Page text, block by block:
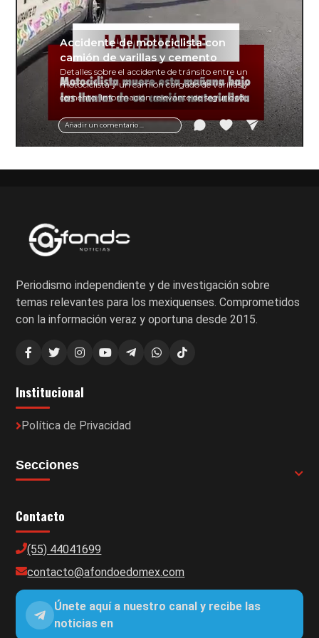
Añadir un comentario ...
Accidente de motociclista con
camión de varillas y cemento
Detalles sobre el accidente de tránsito entre un
motociclista y un camión cargado de varillas y
cemento. Información relevante de seguridad
vial y recomendaciones para motociclistas.
Periodismo independiente y de investigación sobre
temas relevantes para los mexiquenses. Comprometidos
con la información veraz y oportuna desde 2015.
Institucional
Política de Privacidad
Secciones
Contacto
(55) 44041699
contacto@afondoedomex.com
Únete aquí a nuestro canal y recibe las
noticias en